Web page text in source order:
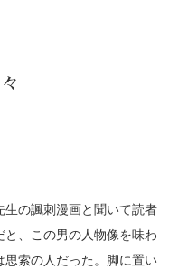
の諷刺漫画と聞いて読者
、この男の人物像を味わ
索の人だった。脚に置い